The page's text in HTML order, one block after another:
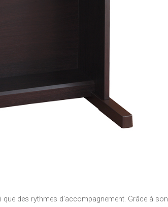
des rythmes d’accompagnement. Grâce à son